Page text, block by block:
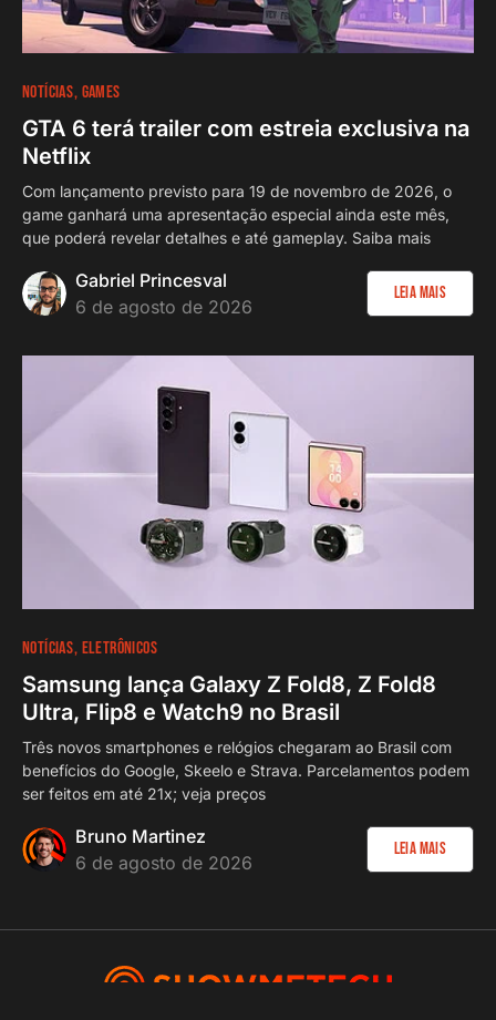
NOTÍCIAS GAMES
GTA 6 terá trailer com estreia exclusiva na
Netflix
Com lançamento previsto para 19 de novembro de 2026, o
game ganhará uma apresentação especial ainda este mês,
que poderá revelar detalhes e até gameplay. Saiba mais
Gabriel Princesval
6 de agosto de 2026
Leia Mais
NOTÍCIAS ELETRÔNICOS
Samsung lança Galaxy Z Fold8, Z Fold8
Ultra, Flip8 e Watch9 no Brasil
Três novos smartphones e relógios chegaram ao Brasil com
benefícios do Google, Skeelo e Strava. Parcelamentos podem
ser feitos em até 21x; veja preços
Bruno Martinez
6 de agosto de 2026
Leia Mais